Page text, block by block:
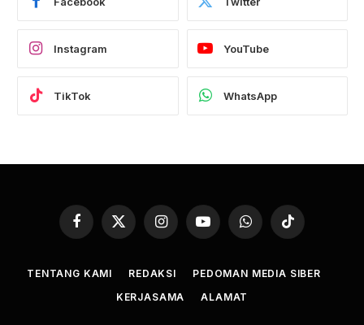
Instagram YouTube
TikTok WhatsApp
Facebook
X
InstagramYouTubeWhatsAppTikTok
TENTANG KAMI REDAKSI
PEDOMAN MEDIA SIBER
KERJASAMA
ALAMAT